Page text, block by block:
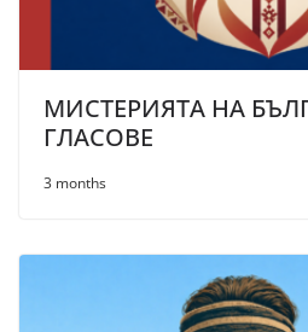
МИСТЕРИЯТА НА
ГЛАСОВЕ
3 months